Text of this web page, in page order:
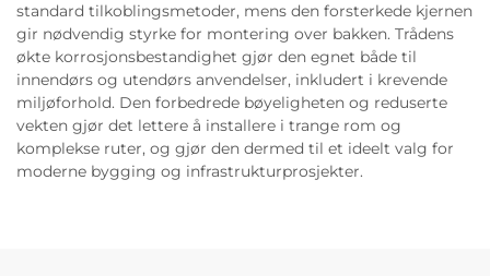
standard tilkoblingsmetoder, mens den forsterkede kjernen
gir nødvendig styrke for montering over bakken. Trådens
økte korrosjonsbestandighet gjør den egnet både til
innendørs og utendørs anvendelser, inkludert i krevende
miljøforhold. Den forbedrede bøyeligheten og reduserte
vekten gjør det lettere å installere i trange rom og
komplekse ruter, og gjør den dermed til et ideelt valg for
moderne bygging og infrastrukturprosjekter.